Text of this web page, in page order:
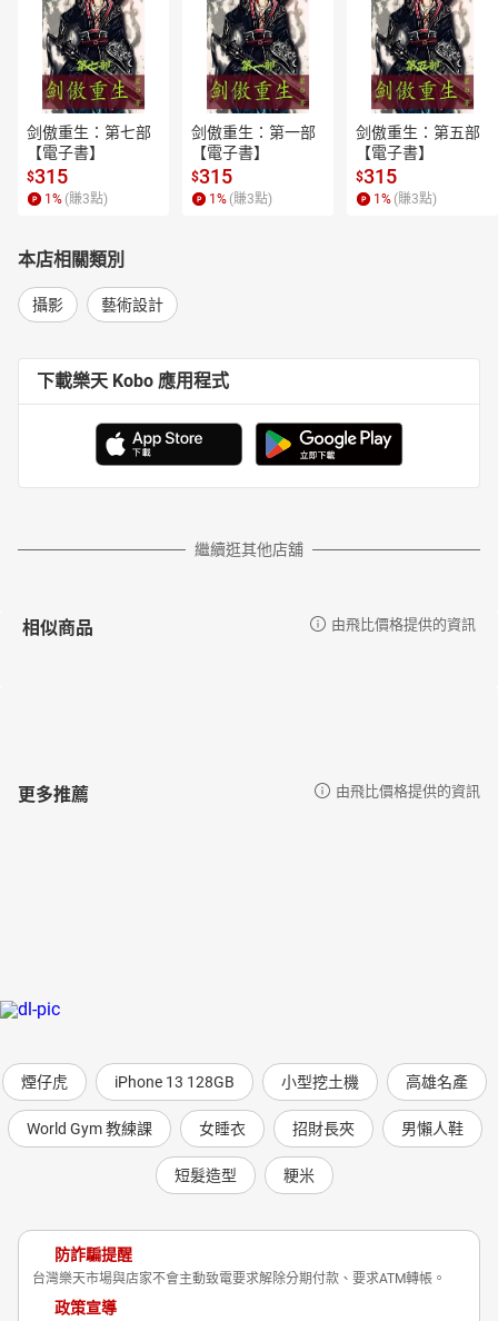
剑傲重生：第七部
【電子書】
$315
1 % (賺3點)
剑傲重生：第一部
【電子書】
$315
1 % (賺3點)
剑傲重生：第五部
【電子書】
$315
1 % (賺3點)
本店相關類別
攝影 藝術設計
下載樂天 Kobo 應用程式
繼續逛其他店舖
相似商品 由飛比價格提供的資訊
更多推薦 由飛比價格提供的資訊
煙仔虎 iPhone 13 128GB 小型挖土機 高雄名產
World Gym 教練課 女睡衣 招財長夾 男懶人鞋
短髮造型 粳米
防詐騙提醒
台灣樂天市場與店家不會主動致電要求解除分期付款、要求ATM轉帳。
政策宣導